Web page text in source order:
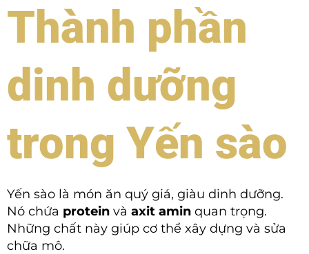
Thành phần
dinh dưỡng
trong Yến sào
Yến sào là món ăn quý giá, giàu dinh dưỡng.
Nó chứa protein và axit amin quan trọng.
Những chất này giúp cơ thể xây dựng và sửa
chữa mô.